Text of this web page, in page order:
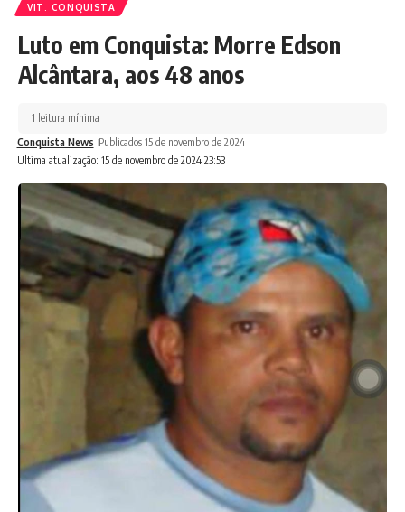
VIT. CONQUISTA
Luto em Conquista: Morre Edson
Alcântara, aos 48 anos
Ultima atualização: 15 de novembro de 2024 23:53
Conquista News Publicados 15 de novembro de 2024
1 leitura mínima